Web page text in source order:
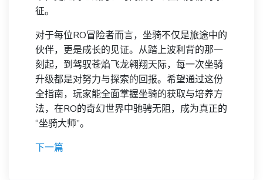
征。
对于每位RO冒险者而言，坐骑不仅是旅途中的
伙伴，更是成长的见证。从踏上波利背的那一
刻起，到驾驭苍焰飞龙翱翔天际，每一次坐骑
升级都是对努力与探索的回报。希望通过这份
全指南，玩家能全面掌握坐骑的获取与培养方
法，在RO的奇幻世界中驰骋无阻，成为真正的
“坐骑大师”。
下一篇